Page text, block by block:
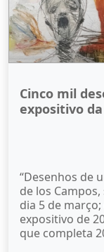
Cinco mil
expositivo
“Desenhos de
de los
dia 5 de
expositivo de
que completa